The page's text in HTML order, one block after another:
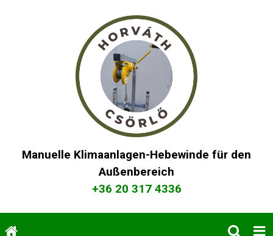
Manuelle Klimaanlagen-Hebewinde für den
Außenbereich
+36 20 317 4336